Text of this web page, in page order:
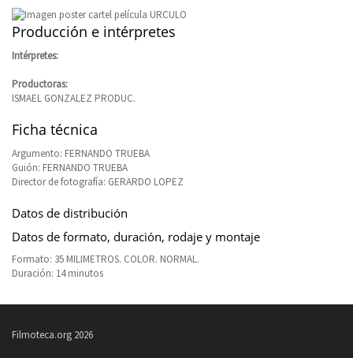
Producción e intérpretes
Intérpretes:
Productoras:
ISMAEL GONZALEZ PRODUC.
Ficha técnica
Argumento: FERNANDO TRUEBA
Guión: FERNANDO TRUEBA
Director de fotografía: GERARDO LOPEZ
Datos de distribución
Datos de formato, duración, rodaje y montaje
Formato: 35 MILIMETROS. COLOR. NORMAL.
Duración: 14 minutos
Filmoteca.org 2026